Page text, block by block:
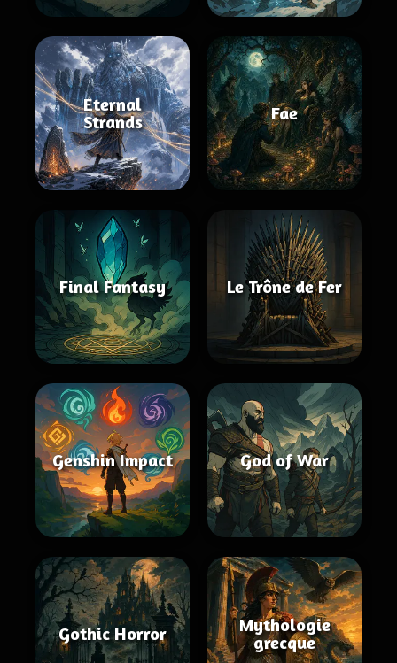
Eternal
Strands
Fae
Final Fantasy Le Trône de Fer
Genshin Impact God of War
Gothic Horror
Mythologie
grecque